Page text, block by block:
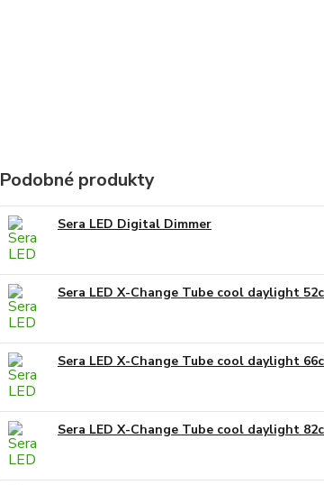
Podobné produkty
Sera LED Digital Dimmer
Sera LED X-Change Tube cool daylight
Sera LED X-Change Tube cool daylight
Sera LED X-Change Tube cool daylight